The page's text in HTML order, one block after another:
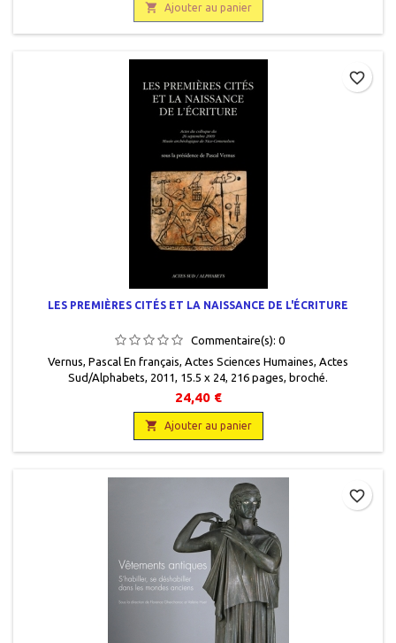
relié, occasion.Très bon état, cartonné éditeur.9788872281239 .
 Ajouter au panier
LES PREMIÈRES CITÉS ET LA NAISSANCE DE L'ÉCRITURE
Commentaire(s): 0
Vernus, Pascal En français, Actes Sciences Humaines, Actes
Sud/Alphabets, 2011, 15.5 x 24, 216 pages, broché.
Neuf.9782742794898Manque sans date.
24,40 €
 Ajouter au panier
favorite_border
favorite_border